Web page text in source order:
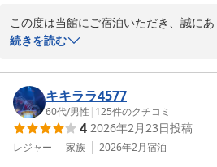
この度は当館にご宿泊いただき、誠にあ
また、心温まるご感想をお寄せいただき
チェックインまでのお時間を、川を望
ごしいただけたご様子に、私どもも大
お部屋のご用意やお飲み物につきまして
手伝いができましたこと、何よりでござ
続きを読む
キキララ4577
60代/男性 | 125件のクチコミ
4 2026年2月23日投稿
レジャー 家族 2026年2月宿泊